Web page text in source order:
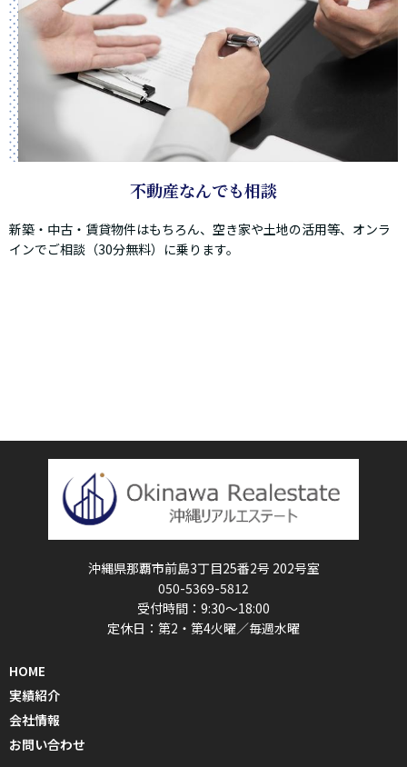
不動産なんでも相談
新築・中古・賃貸物件はもちろん、空き家や土地の活用等、オンラ
インでご相談（30分無料）に乗ります。
沖縄県那覇市前島3丁目25番2号 202号室
050-5369-5812
受付時間：9:30〜18:00
定休日：第2・第4火曜／毎週水曜
HOME
実績紹介
会社情報
お問い合わせ